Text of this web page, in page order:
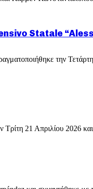
Statale
την
Τρίτη 21 Απριλίου 2026